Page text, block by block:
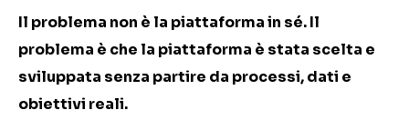
Il problema non è la piattaforma in sé. Il
problema è che la piattaforma è stata scelta e
sviluppata senza partire da processi, dati e
obiettivi reali.